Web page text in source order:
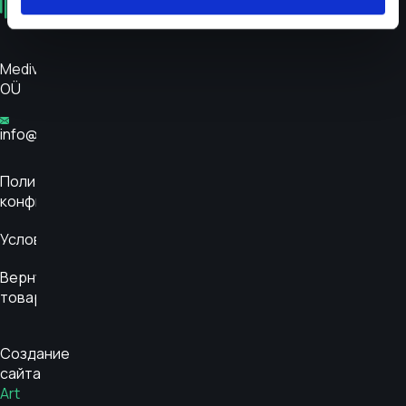
Medivar
OÜ
info@glükoosimonitor.ee
Политика
конфиденциальности
Условия
Вернуть
товар
Создание
сайта
Art